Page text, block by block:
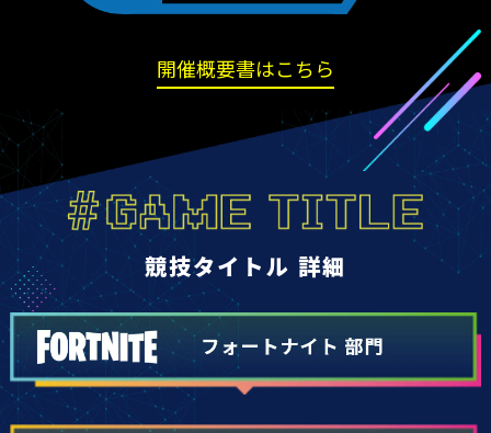
開催概要書はこちら
競技タイトル 詳細